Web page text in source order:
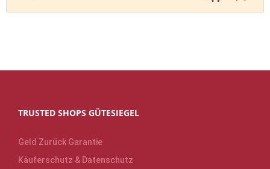
TRUSTED SHOPS GÜTESIEGEL
Geld Zurück Garantie
Käuferschutz & Datenschutz